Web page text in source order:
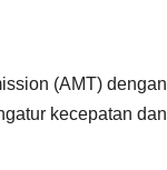
(AMT) dengan
kecepatan dan